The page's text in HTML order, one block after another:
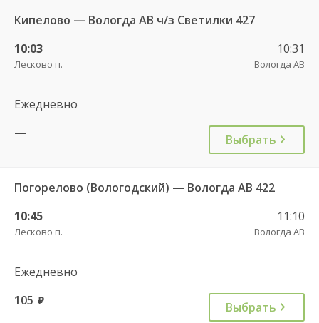
Кипелово — Вологда АВ ч/з Светилки 427
10:03
Лесково п.
10:31
Вологда АВ
Ежедневно
—
Выбрать
Погорелово (Вологодский) — Вологда АВ 422
10:45
Лесково п.
11:10
Вологда АВ
Ежедневно
105 руб. Выбрать